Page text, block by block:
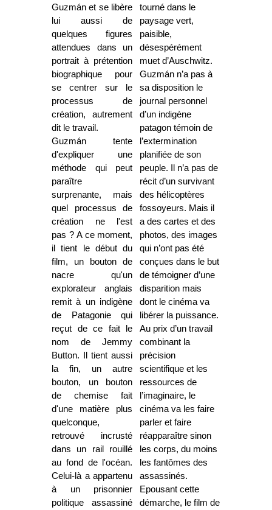
Guzmán et se libère
lui aussi de
quelques figures
attendues dans un
portrait à prétention
biographique pour
se centrer sur le
processus de
création, autrement
dit le travail.
Guzmán tente
d'expliquer une
méthode qui peut
paraître
surprenante, mais
quel processus de
création ne l'est
pas ? A ce moment,
il tient le début du
film, un bouton de
nacre qu'un
explorateur anglais
remit à un indigène
de Patagonie qui
reçut de ce fait le
nom de Jemmy
Button. Il tient aussi
la fin, un autre
bouton, un bouton
de chemise fait
d'une matière plus
quelconque,
retrouvé incrusté
dans un rail rouillé
au fond de l'océan.
Celui-là a appartenu
à un prisonnier
politique assassiné
tourné dans le
paysage vert,
paisible,
désespérément
muet d’Auschwitz.
Guzmán n’a pas à
sa disposition le
journal personnel
d’un indigène
patagon témoin de
l’extermination
planifiée de son
peuple. Il n’a pas de
récit d’un survivant
des hélicoptères
fossoyeurs. Mais il
a des cartes et des
photos, des images
qui n’ont pas été
conçues dans le but
de témoigner d’une
disparition mais
dont le cinéma va
libérer la puissance.
Au prix d’un travail
combinant la
précision
scientifique et les
ressources de
l’imaginaire, le
cinéma va les faire
parler et faire
réapparaître sinon
les corps, du moins
les fantômes des
assassinés.
Epousant cette
démarche, le film de